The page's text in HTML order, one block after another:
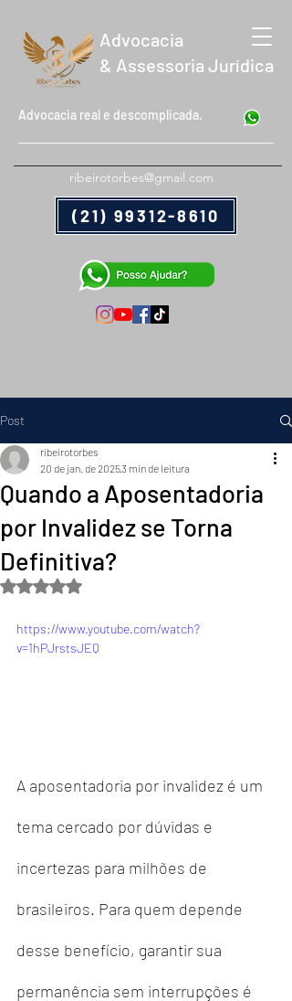
Advocacia
& Assessoria Jurídica
Advocacia real e descomplicada.
ribeirotorbes@gmail.com
(21) 99312-8610
Post
Quando a Aposentadoria
por Invalidez se Torna
Definitiva?
ribeirotorbes
20 de jan. de 20253 min de leitura
Avaliado com NaN de 5 estrelas.
https://www.youtube.com/watch?
v=1hPJrstsJEQ
A aposentadoria por invalidez é um
tema cercado por dúvidas e
incertezas para milhões de
brasileiros. Para quem depende
desse benefício, garantir sua
permanência sem interrupções é